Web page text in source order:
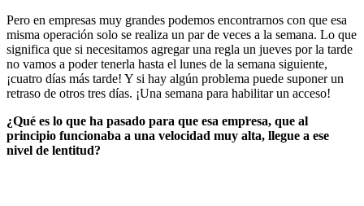
Pero en empresas muy grandes podemos encontrarnos con que esa
misma operación solo se realiza un par de veces a la semana. Lo que
significa que si necesitamos agregar una regla un jueves por la tarde
no vamos a poder tenerla hasta el lunes de la semana siguiente,
¡cuatro días más tarde! Y si hay algún problema puede suponer un
retraso de otros tres días. ¡Una semana para habilitar un acceso!
¿Qué es lo que ha pasado para que esa empresa, que al
principio funcionaba a una velocidad muy alta, llegue a ese
nivel de lentitud?